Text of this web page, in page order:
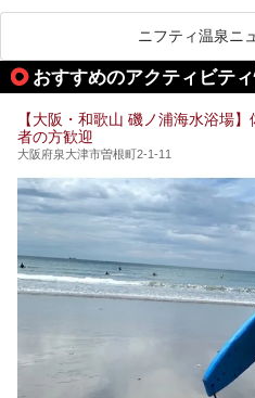
処にいたるまで魅力
ペース、ロウリュウな
が充実した施設も多
今回はそんなサウナに
泉・銭湯・スパを30件
ニフティ温泉ニ
おすすめのアクティビテ
【大阪・和歌山 磯ノ浦海水浴場
者の方歓迎
大阪府泉大津市曽根町2-1-11